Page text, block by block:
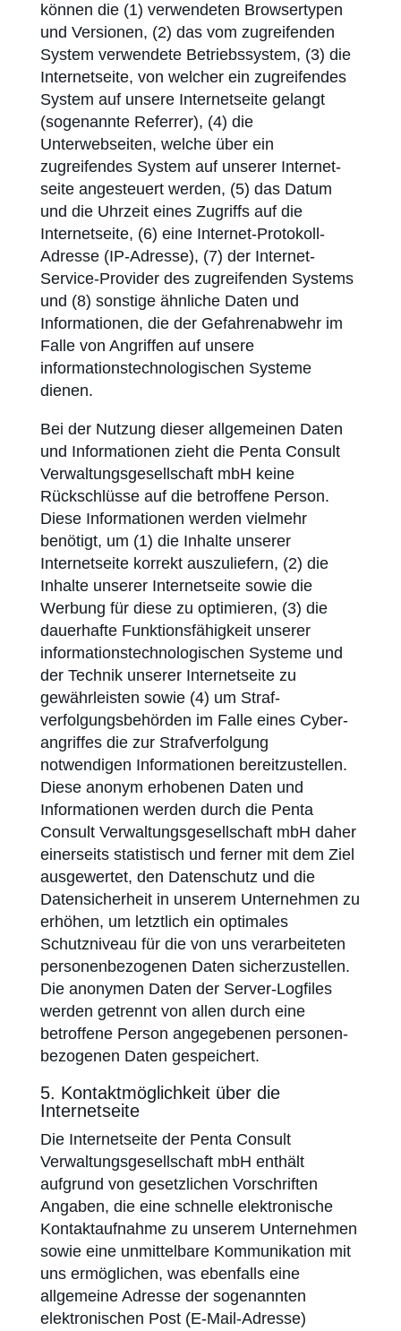
können die (1) verwendeten Browsertypen
und Versionen, (2) das vom zugreifenden
System verwendete Betriebs­system, (3) die
Internetseite, von welcher ein zugreifendes
System auf unsere Internetseite gelangt
(sogenannte Referrer), (4) die
Unterwebseiten, welche über ein
zugreifendes System auf unserer Internet­
seite angesteuert werden, (5) das Datum
und die Uhrzeit eines Zugriffs auf die
Internetseite, (6) eine Internet-Protokoll-
Adresse (IP-Adresse), (7) der Internet-
Service-Provider des zugreifenden Systems
und (8) sonstige ähnliche Daten und
Informationen, die der Gefahrenabwehr im
Falle von Angriffen auf unsere
informationstechnologischen Systeme
dienen.
Bei der Nutzung dieser allgemeinen Daten
und Informationen zieht die Penta Consult
Verwaltungsgesellschaft mbH keine
Rückschlüsse auf die betroffene Person.
Diese Informationen werden vielmehr
benötigt, um (1) die Inhalte unserer
Internetseite korrekt auszuliefern, (2) die
Inhalte unserer Internetseite sowie die
Werbung für diese zu optimieren, (3) die
dauerhafte Funktionsfähigkeit unserer
informations­techno­logischen Systeme und
der Technik unserer Internet­seite zu
gewährleisten sowie (4) um Straf­
verfolgungs­behörden im Falle eines Cyber­
angriffes die zur Strafverfolgung
notwendigen Informationen bereitzustellen.
Diese anonym erhobenen Daten und
Informationen werden durch die Penta
Consult Verwaltungsgesellschaft mbH daher
einerseits statistisch und ferner mit dem Ziel
ausgewertet, den Datenschutz und die
Datensicherheit in unserem Unternehmen zu
erhöhen, um letztlich ein optimales
Schutzniveau für die von uns verarbeiteten
personen­bezogenen Daten sicherzustellen.
Die anonymen Daten der Server-Logfiles
werden getrennt von allen durch eine
betroffene Person angegebenen personen­
bezogenen Daten gespeichert.
5. Kontaktmöglichkeit über die
Internetseite
Die Internetseite der Penta Consult
Verwaltungsgesellschaft mbH enthält
aufgrund von gesetzlichen Vorschriften
Angaben, die eine schnelle elektronische
Kontakt­aufnahme zu unserem Unternehmen
sowie eine unmittelbare Kommunikation mit
uns ermöglichen, was ebenfalls eine
allgemeine Adresse der sogenannten
elektronischen Post (E-Mail-Adresse)